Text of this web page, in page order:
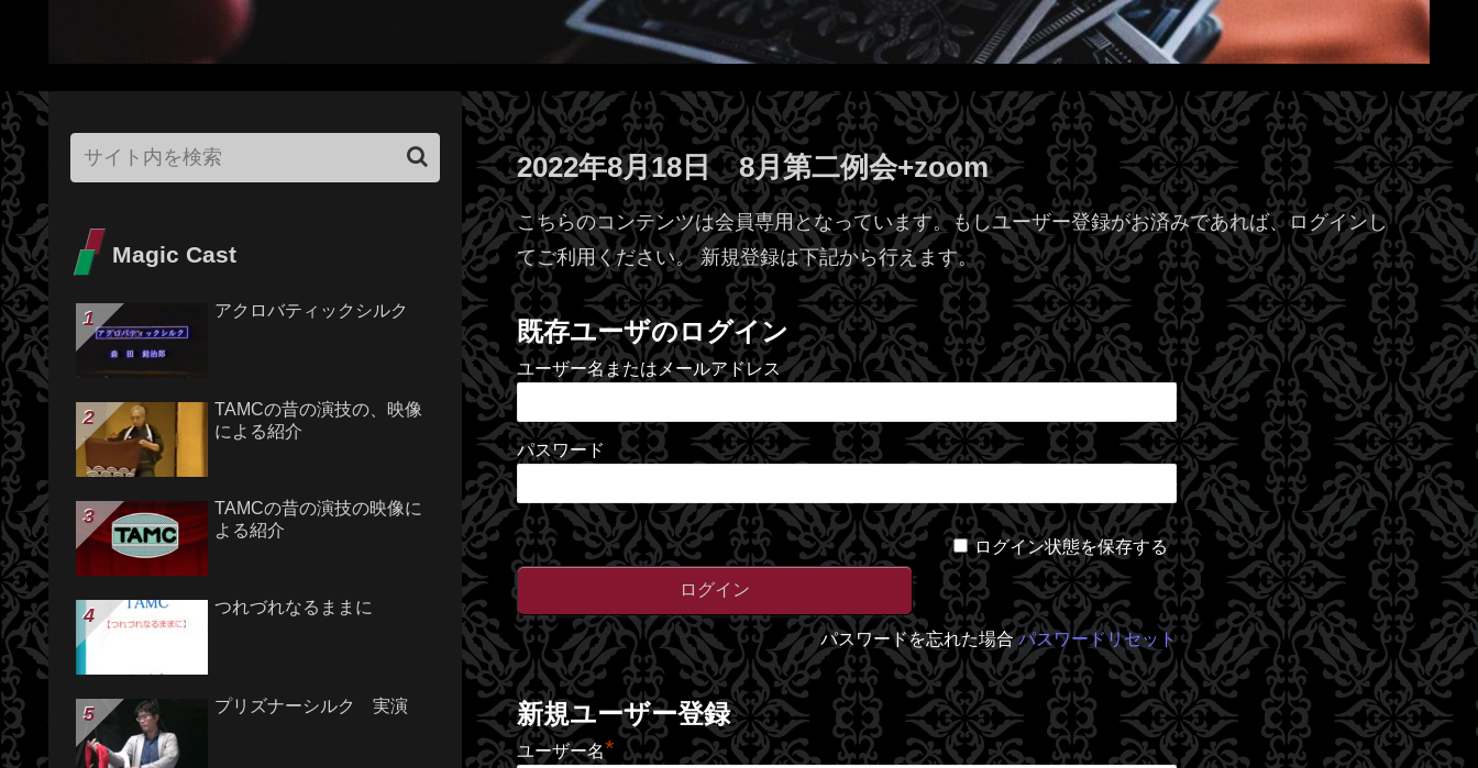
2022年8月18日 8月第二例会+zoom
こちらのコンテンツは会員専用となっています。もしユーザー登録がお済みであれば、ログインし
てご利用ください。 新規登録は下記から行えます。
既存ユーザのログイン
ユーザー名またはメールアドレス
パスワード
ログイン状態を保存する
パスワードを忘れた場合パスワードリセット
新規ユーザー登録
ユーザー名*
Magic Cast
アクロバティックシルク
TAMCの昔の演技の、映像
による紹介
TAMCの昔の演技の映像に
よる紹介
つれづれなるままに
プリズナーシルク 実演